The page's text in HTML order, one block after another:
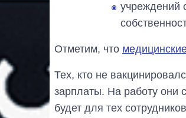
учреждений
Отметим, что
Тех, кто не
зарплаты. На работу они
будет для тех